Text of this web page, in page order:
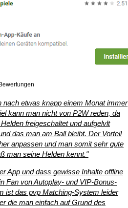
nach etwas knapp einem Monat immer
kann man nicht von P2W reden, da
freigeschaltet und aufgelvlt
das man am Ball bleibt. Der Vorteil
anpassen und man somit sehr gute
man seine Helden kennt."
App und dass gewisse Inhalte offline
Fan von Autoplay- und VIP-Bonus-
ist das pvp Matching-System leider
die man einfach auf Grund des